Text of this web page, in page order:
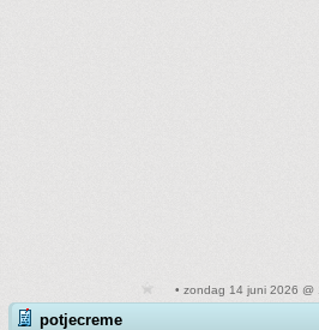
• zondag 14 juni 2026 @
potjecreme